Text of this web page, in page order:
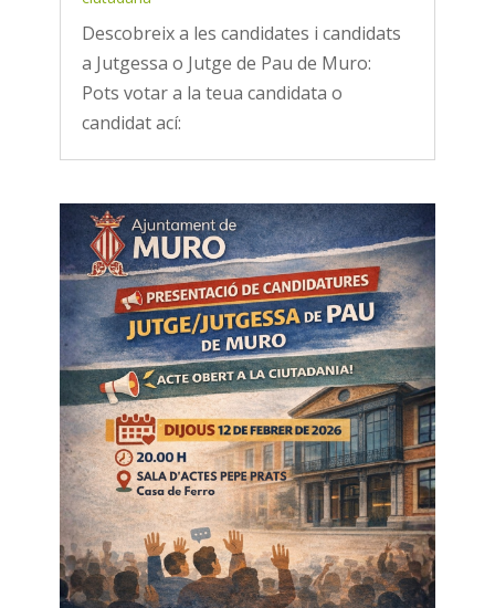
Descobreix a les candidates i candidats
a Jutgessa o Jutge de Pau de Muro:
Pots votar a la teua candidata o
candidat ací: